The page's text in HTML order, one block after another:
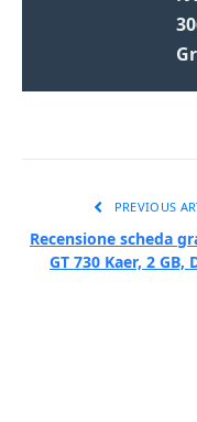
PREVIOUS
Recensione scheda
GT 730 Kaer, 2 GB,